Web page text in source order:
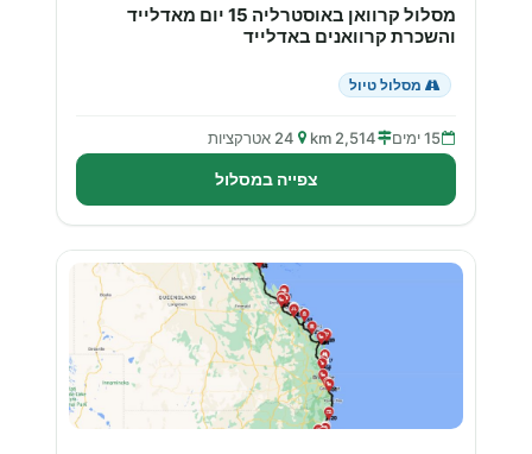
מסלול קרוואן באוסטרליה 15 יום מאדלייד
והשכרת קרוואנים באדלייד
מסלול טיול
15 ימים 2,514 km 24 אטרקציות
צפייה במסלול